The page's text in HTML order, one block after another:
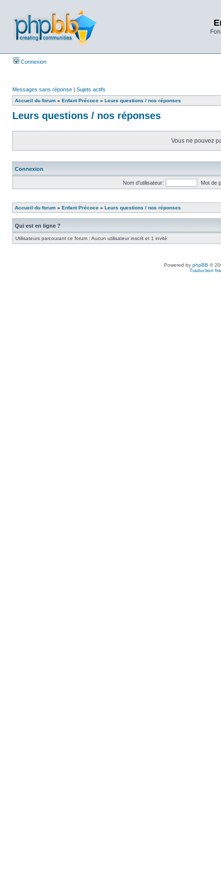
Connexion
Messages sans réponse | Sujets actifs
Accueil du forum » Enfant Précoce » Leurs questions / nos réponses
Leurs questions / nos réponses
Vous ne pouvez
Connexion
Nom d’utilisateur: Mot de
Accueil du forum » Enfant Précoce » Leurs questions / nos réponses
Qui est en ligne ?
Utilisateurs parcourant ce forum : Aucun utilisateur inscrit et 1 invité
Powered by phpBB ©
Traduction